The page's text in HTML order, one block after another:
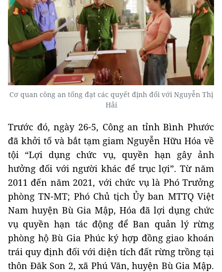
Cơ quan công an tống đạt các quyết định đối với Nguyễn Thị
Hải
Trước đó, ngày 26-5, Công an tỉnh Bình Phước
đã khởi tố và bắt tạm giam Nguyễn Hữu Hóa về
tội “Lợi dụng chức vụ, quyền hạn gây ảnh
hưởng đối với người khác để trục lợi”. Từ năm
2011 đến năm 2021, với chức vụ là Phó Trưởng
phòng TN-MT; Phó Chủ tịch Ủy ban MTTQ Việt
Nam huyện Bù Gia Mập, Hóa đã lợi dụng chức
vụ quyền hạn tác động để Ban quản lý rừng
phòng hộ Bù Gia Phúc ký hợp đồng giao khoán
trái quy định đối với diện tích đất rừng trồng tại
thôn Đăk Son 2, xã Phú Văn, huyện Bù Gia Mập.